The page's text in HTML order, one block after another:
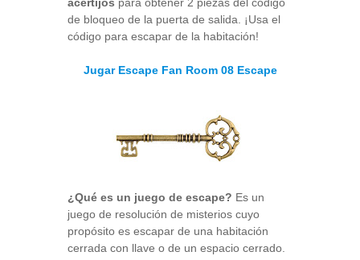
acertijos para obtener 2 piezas del código
de bloqueo de la puerta de salida. ¡Usa el
código para escapar de la habitación!
Jugar Escape Fan Room 08 Escape
¿Qué es un juego de escape? Es un
juego de resolución de misterios cuyo
propósito es escapar de una habitación
cerrada con llave o de un espacio cerrado.